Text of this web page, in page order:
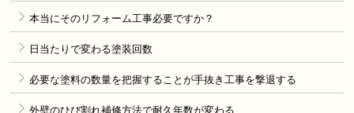
本当にそのリフォーム工事必要ですか？
日当たりで変わる塗装回数
必要な塗料の数量を把握することが手抜き工事を撃退する
外壁のひび割れ補修方法で耐久年数が変わる